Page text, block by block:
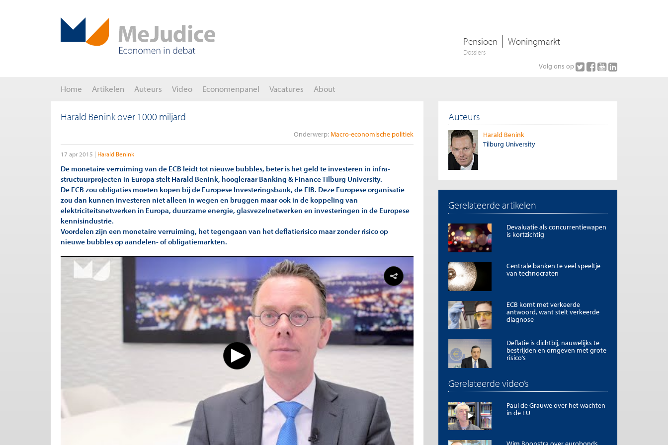
Pensioen Woningmarkt
Dossiers
Volg ons op
Home Artikelen Auteurs Video Economenpanel Vacatures About
Harald Benink over 1000 miljard
Onderwerp: Macro-economische politiek
17 apr 2015 Harald Benink
De monetaire verruiming van de ECB leidt tot nieuwe bubbles, beter is het geld te investeren in infra-
structuurprojecten in Europa stelt Harald Benink, hoogleraar Banking & Finance Tilburg University.
De ECB zou obligaties moeten kopen bij de Europese Investeringsbank, de EIB. Deze Europese organisatie
zou dan kunnen investeren niet alleen in wegen en bruggen maar ook in de koppeling van
elektriciteitsnetwerken in Europa, duurzame energie, glasvezelnetwerken en investeringen in de Europese
kennisindustrie.
Voordelen zijn een monetaire verruiming, het tegengaan van het deflatierisico maar zonder risico op
nieuwe bubbles op aandelen- of obligatiemarkten.
Auteurs
Harald Benink
Tilburg University
Gerelateerde artikelen
Devaluatie als concurrentiewapen
is kortzichtig
Centrale banken te veel speeltje
van technocraten
ECB komt met verkeerde
antwoord, want stelt verkeerde
diagnose
Deflatie is dichtbij, nauwelijks te
bestrijden en omgeven met grote
risico’s
Gerelateerde video’s
Paul de Grauwe over het wachten
in de EU